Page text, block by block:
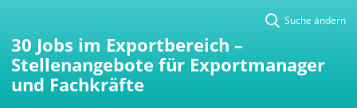
Suche ändern
30 Jobs im Exportbereich –
Stellenangebote für Exportmanager
und Fachkräfte